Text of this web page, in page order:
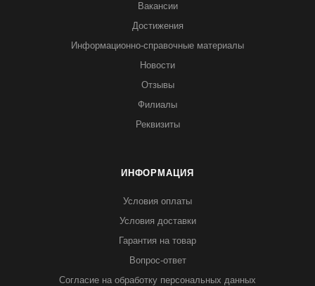
Вакансии
Достижения
Информационно-справочные материалы
Новости
Отзывы
Филиалы
Реквизиты
ИНФОРМАЦИЯ
Условия оплаты
Условия доставки
Гарантия на товар
Вопрос-ответ
Согласие на обработку персональных данных